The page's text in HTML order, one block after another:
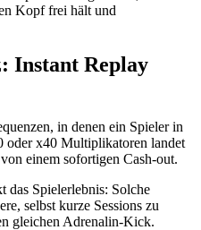
Kopf frei hält und
Instant Replay
in denen ein Spieler in
oder x40 Multiplikatoren landet
einem sofortigen Cash-out.
das Spielerlebnis: Solche
selbst kurze Sessions zu
gleichen Adrenalin-Kick.